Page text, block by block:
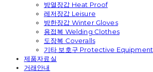
방열장갑 Heat Proof
레저장갑 Leisure
방한장갑 Winter Gloves
용접복 Welding Clothes
도장복 Coveralls
기타 보호구 Protective Equipment
제품자료실
거래안내